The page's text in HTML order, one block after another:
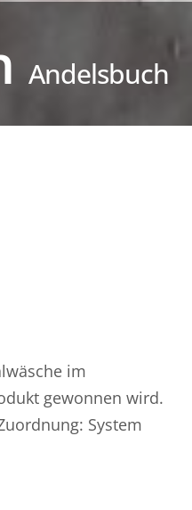
Andelsbuch
im
gewonnen wird.
System